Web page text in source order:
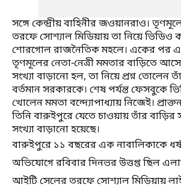
সঙ্গে কেন্দ্রীয় বাহিনীর জওয়ানরাও।
তরফে সোশ্যাল মিডিয়ায় তা নিয়ে ভিডিও
শোরগোল রাজনৈতিক মহলে। একের পর
তৃণমূলের নেতা-নেত্রী মমতার বাড়িতে
সংখ্যা বাড়ানো হল, তা নিয়ে প্রশ্ন তোলেন
বর্তমান সরকারকে। শেষ পর্যন্ত ফেসবুকে
খোলেন মমতা বন্দ্যোপাধ্যায় নিজেই। প্রাক্তন
তিনি বারুইপুরে যেতে চাওয়ায় তাঁর বাড়ির
সংখ্যা বাড়ানো হয়েছে।
বারুইপুরে ১১ বছরের এক নাবালিকাকে
অভিযোগে রবিবার দিনভর উত্তপ্ত ছিল
আইটি সেলের তরফে সোশ্যাল মিডিয়ায়